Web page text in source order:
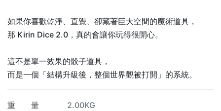
如果你喜歡乾淨、直覺、卻藏著巨大空間的魔術道具，
那 Kirin Dice 2.0，真的會讓你玩得很開心。
這不是單一效果的骰子道具，
而是一個「結構升級後，整個世界觀被打開」的系統。
重 量
2.00KG